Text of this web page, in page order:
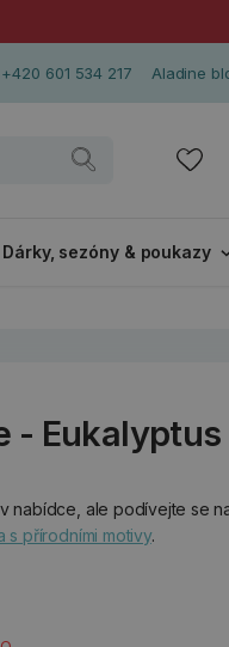
+420 601 534 217 Aladine
Dárky, sezóny & poukazy
- Eukalyptus
nabídce, ale podívejte se
s přírodními motivy.